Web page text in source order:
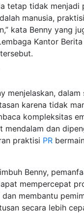
tetap tidak menjadi
manusia, praktisi
kata Benny yang
Kantor
menjelaskan, dalam
karena tidak
kompleksitas
mendalam dan
praktisi PR
Benny,
mempercepat
membantu
secara lebih